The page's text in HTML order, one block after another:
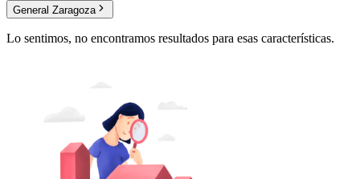
General Zaragoza
Lo sentimos, no encontramos resultados para esas características.